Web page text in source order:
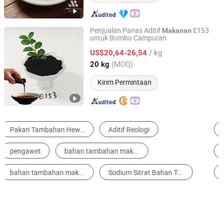
Penjualan Panas Aditif Makanan E153
untuk Bumbu Campuran
US$20,64-26,54 / kg
20 kg (MOQ)
Kirim Permintaan
Linquan Spring River Nano Plant New Material Co., Ltd.
Anhui, China Harga mulai 2024
Pemanis Makanan Penambah Nutrisi
Pengental Makanan Pengawet Makanan
Emulsifier Makanan Essence & Spice